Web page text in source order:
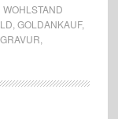
GOLDANKAUF,
GRAVUR